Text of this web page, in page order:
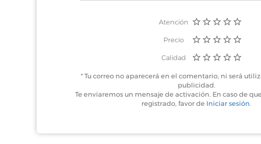
Atención
Precio
Calidad
* Tu correo no aparecerá en el comentario, ni será
publicidad.
Te enviaremos un mensaje de activación. En caso de
registrado, favor de Iniciar sesión.